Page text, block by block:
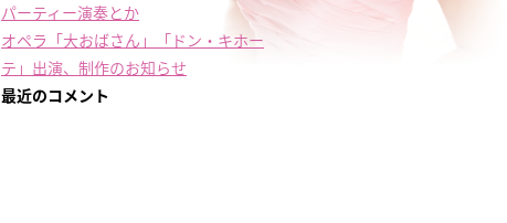
パーティー演奏とか
オペラ「大おばさん」「ドン・キホー
テ」出演、制作のお知らせ
最近のコメント